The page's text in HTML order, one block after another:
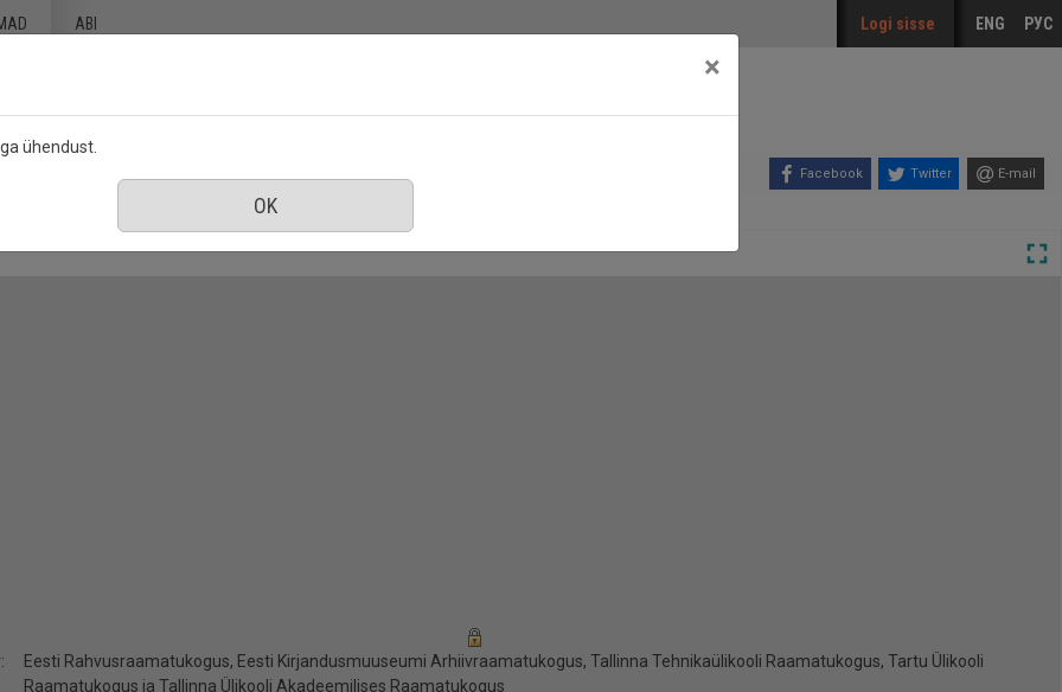
ABI Logi sisse ENG РУС
Facebook Twitter E-mail
Eesti Rahvusraamatukogus, Eesti Kirjandusmuuseumi Arhiivraamatukogus, Tallinna Tehnikaülikooli Raamatukogus, Tartu Ülikooli
Raamatukogus ja Tallinna Ülikooli Akadeemilises Raamatukogus
×
ühendust.